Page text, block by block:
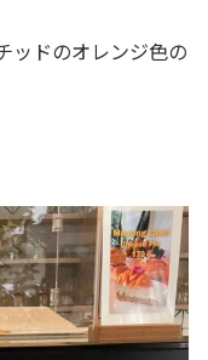
ッドのオレンジ色の